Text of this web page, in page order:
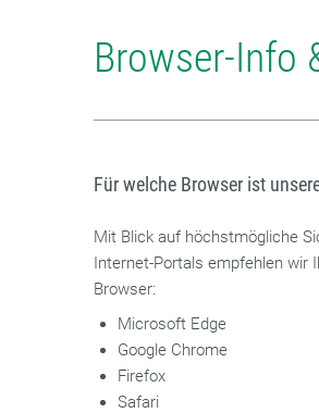
Browser-Info
Für welche Browser ist
Mit Blick auf höchstmögliche
Internet-Portals empfehlen wir
Browser:
Microsoft Edge
Google Chrome
Firefox
Safari